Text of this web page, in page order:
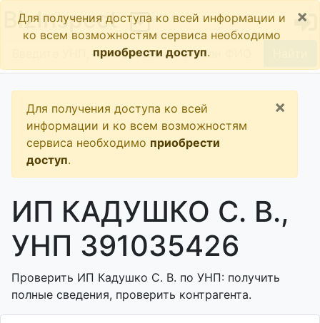
BizInspect
Для получения доступа ко всей информации и
ко всем возможностям сервиса необходимо
приобрести доступ.
×
Для получения доступа ко всей
информации и ко всем возможностям
сервиса необходимо приобрести
доступ.
×
ИП КАДУШКО С. В.,
УНП 391035426
Проверить ИП Кадушко С. В. по УНП: получить
полные сведения, проверить контрагента.